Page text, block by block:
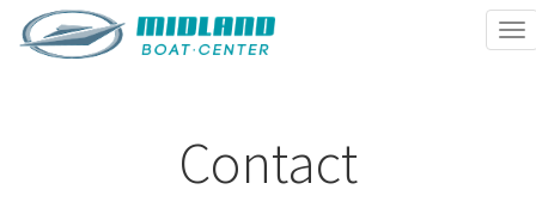
Contact